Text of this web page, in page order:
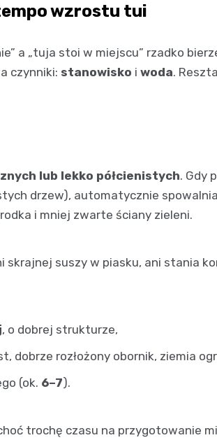
wzrostu tui
a „tuja stoi w miejscu” rzadko
czynniki: stanowisko i woda.
lub lekko półcienistych. Gdy
drzew), automatycznie
i mniej zwarte ściany zieleni.
skrajnej suszy w piasku, ani stania
, o dobrej strukturze,
dobrze rozłożony obornik, ziemia
(ok. 6–7).
trochę czasu na przygotowanie